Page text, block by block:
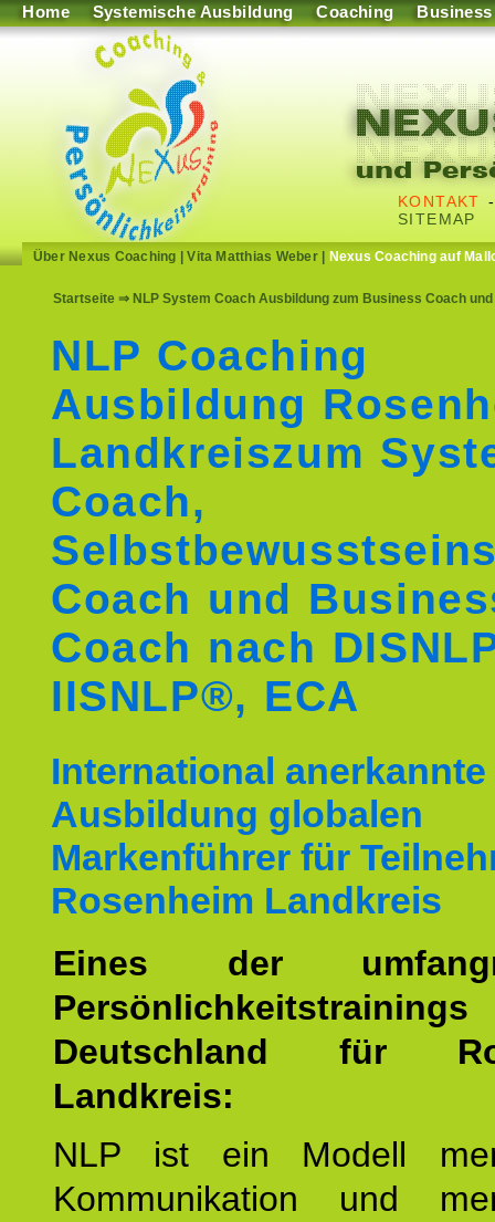
Home Systemische Ausbildung Coaching Business
KONTAKT
SITEMAP
Über Nexus Coaching |Vita Matthias Weber| Nexus Coaching auf
Startseite ⇒ NLP System Coach Ausbildung zum Business Coach
NLP Coaching
Ausbildung
Landkreiszum
Coach,
Coach und
Coach nach
IISNLP®, ECA
International
Ausbildung globalen
Markenführer für
Rosenheim Landkreis
Eines der
Deutschland für
Landkreis:
NLP ist ein Modell
Kommunikation und